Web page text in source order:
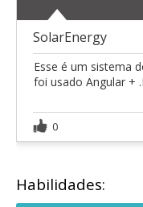
SolarEnergy
Esse é um sistema
foi usado Angular +
0
Habilidades: